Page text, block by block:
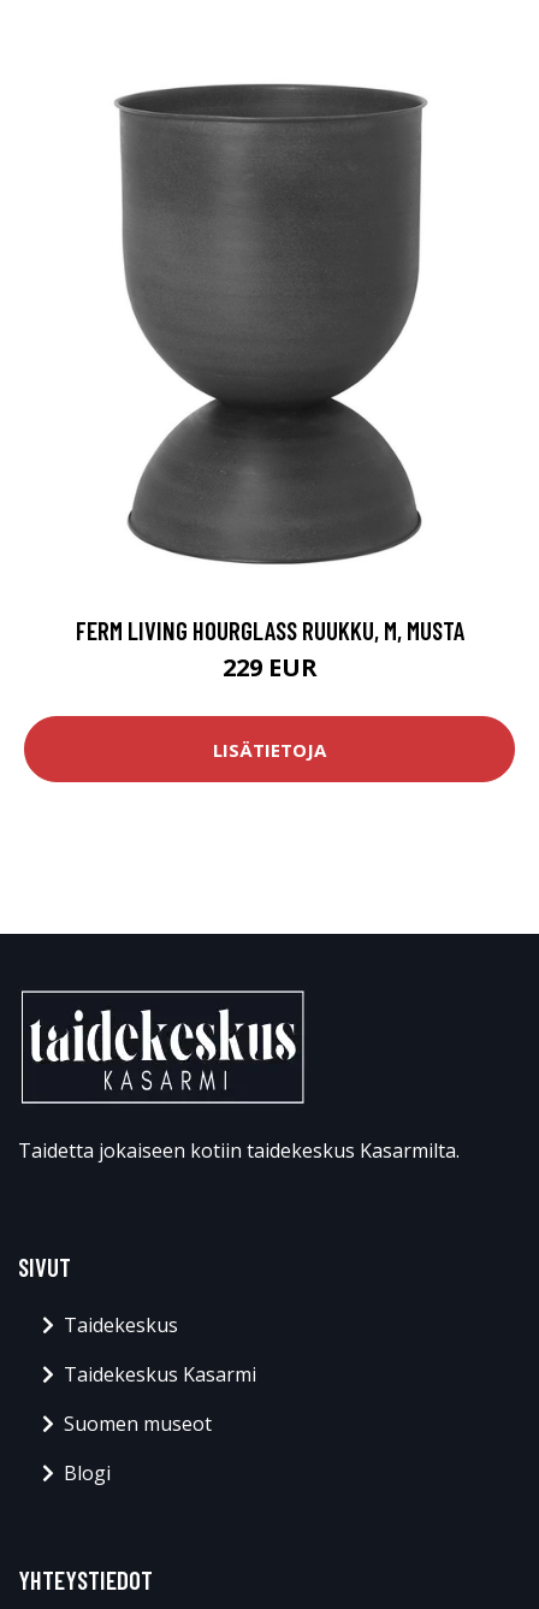
FERM LIVING HOURGLASS RUUKKU, M, MUSTA
229 EUR
LISÄTIETOJA
Taidetta jokaiseen kotiin taidekeskus Kasarmilta.
SIVUT
Taidekeskus
Taidekeskus Kasarmi
Suomen museot
Blogi
YHTEYSTIEDOT